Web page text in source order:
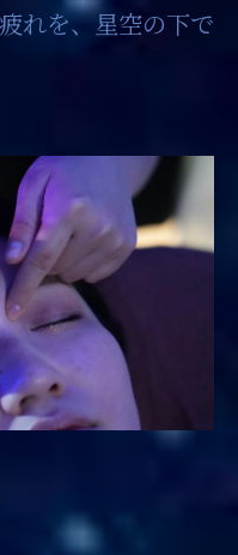
れを、星空の下で